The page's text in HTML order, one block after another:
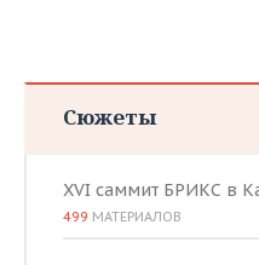
Сюжеты
XVI саммит БРИКС в
499 МАТЕРИАЛОВ